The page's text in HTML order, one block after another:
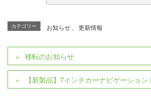
カテゴリー お知らせ、 更新情報
移転のお知らせ
【新製品】7インチカーナビゲーション